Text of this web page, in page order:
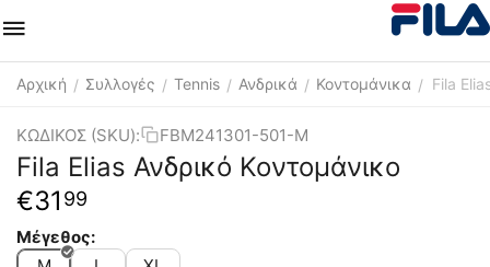
Αρχική / Συλλογές / Tennis / Ανδρικά / Κοντομάνικα / Fila
ΚΩΔΙΚΟΣ (SKU): FBM241301-501-M
Fila Elias Ανδρικό Κοντομάνικο
€31 99
Μέγεθος: